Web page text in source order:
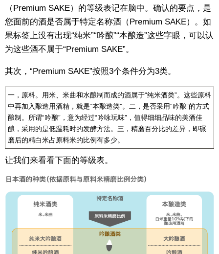
（Premium SAKE）的等级表记在脑中。确认的要点，是
您面前的酒是否属于特定名称酒（Premium SAKE）。如
果标签上没有出现“纯米”“吟酿”“本酿造”这些字眼，可以认
为这些酒不属于“Premium SAKE”。
其次，“Premium SAKE”按照3个条件分为3类。
一，原料。用米、米曲和水酿制而成的酒属于“纯米酒类”。这些原料
中再加入酿造用酒精，就是“本酿造类”。二，是否采用“吟酿”的方式
酿制。所谓“吟酿”，意为经过“吟咏玩味”，值得细细品味的美酒佳
酿，采用的是低温耗时的发酵方法。三，精磨百分比的差异，即碾
磨后的精白米占原料米的比例有多少。
让我们来看看下面的等级表。